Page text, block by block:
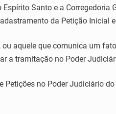
Santo e a
da Petição Inicial e
aquele que comunica um
a tramitação no Poder
no Poder Judiciário